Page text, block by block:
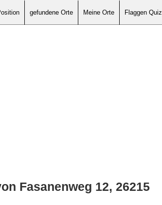
gefundene Orte Meine Orte Flaggen Quiz
Fasanenweg 12, 26215